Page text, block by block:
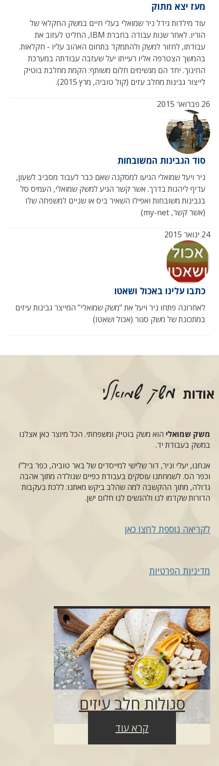
מעז יצא מתוק
עוד מילדות גידל ניר שמואלי בעלי חיים במשק החקלאי של
הוריו. לאחר שנות עבודה בחברת IBM, החליט לעזוב את
עבודתו, לחזור למשק ולהתמקד בתחום האהוב עליו - חקלאות.
בהמשך הצטרפה אליו רעייתו יעל שעזבה עבודתה במערכת
החינוך. יחד הם מגשימים חלום משותף: הקמת מחלבת בוטיק
לייצור גבינות מחלב עזים (קול טוביה, מרץ 2015).
סוד הגבינות המשובחות
ניר ויעל שמואלי הגיעו למסקנה שאם כבר לעבוד מסביב לשעון,
עדיף ליהנות בדרך. אשר קשר הגיע למשק שמואלי, העמיס סל
בגבינות משובחות ואפילו השאיר ביס או שניים למשפחה שלו
(אשר קשר, my-net)
26 פברואר 2015
כתבו עלינו באכול ושאטו
לאחרונה פתחו ניר ויעל את "משק שמואלי" המייצר גבינות עיזים
במתכונת של משק סגור (אכול ושאטו)
24 ינואר 2015
משק שמואלי הוא משק בוטיק ומשפחתי. הכל מיוצר כאן אצלנו
במשק בעבודת יד.
אנחנו, יעלי וניר, דור שלישי למייסדים של באר טוביה, כפר ביל"ו
וכפר הס. לשמחתנו עוסקים בעבודת כפיים שנולדה מתוך אהבה
גדולה, מתוך ההקשבה למה שהלב ביקש מאתנו: ללכת בעקבות
הדורות שקדמו לנו ולהגשים לנו חלום ישן.
לקריאה נוספת לחצו כאן
מדיניות הפרטיות
סגולות חלב עיזים
קרא עוד